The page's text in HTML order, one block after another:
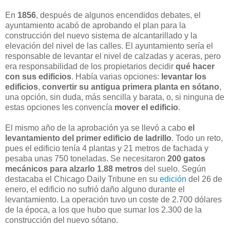
En 1856, después de algunos encendidos debates, el
ayuntamiento acabó de aprobando el plan para la
construcción del nuevo sistema de alcantarillado y la
elevación del nivel de las calles. El ayuntamiento sería el
responsable de levantar el nivel de calzadas y aceras, pero
era responsabilidad de los propietarios decidir qué hacer
con sus edificios. Había varias opciones: levantar los
edificios, convertir su antigua primera planta en sótano,
una opción, sin duda, más sencilla y barata, o, si ninguna de
estas opciones les convencía mover el edificio.
El mismo año de la aprobación ya se llevó a cabo el
levantamiento del primer edificio de ladrillo. Todo un reto,
pues el edificio tenía 4 plantas y 21 metros de fachada y
pesaba unas 750 toneladas. Se necesitaron 200 gatos
mecánicos para alzarlo 1.88 metros del suelo. Según
destacaba el Chicago Daily Tribune en su edición del 26 de
enero, el edificio no sufrió daño alguno durante el
levantamiento. La operación tuvo un coste de 2.700 dólares
de la época, a los que hubo que sumar los 2.300 de la
construcción del nuevo sótano.